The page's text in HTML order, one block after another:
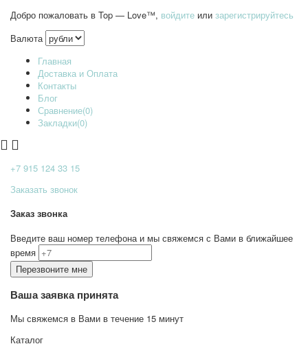
Добро пожаловать в Top — Love™, войдите или зарегистрируйтесь
Валюта
Главная
Доставка и Оплата
Контакты
Блог
Сравнение(0)
Закладки(0)
+7 915 124 33 15
Заказать звонок
Заказ звонка
Введите ваш номер телефона и мы свяжемся с Вами в ближайшее
время
Ваша заявка принята
Мы свяжемся в Вами в течение 15 минут
Каталог